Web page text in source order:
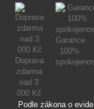
Podle zákona o
Doprava
zdarma
nad 3
000 Kč
Garance
100%